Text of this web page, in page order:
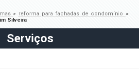
» reforma para fachadas de condomínio »
Silveira
Serviços